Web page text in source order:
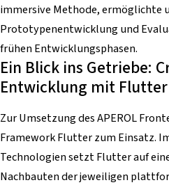
immersive Methode, ermöglichte
Prototypenentwicklung und
frühen Entwicklungsphasen.
Ein Blick ins Getriebe:
Entwicklung mit Flutter
Zur Umsetzung des APEROL
Framework Flutter zum Einsatz.
Technologien setzt Flutter auf
Nachbauten der jeweiligen